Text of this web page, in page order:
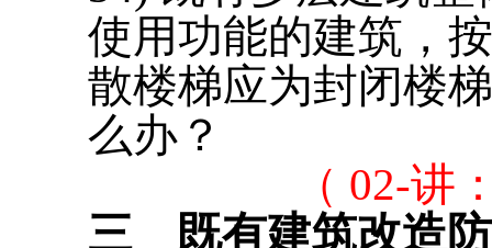
使用功能的建筑，
散楼梯应为封闭楼
么办？
（ 02-讲
三
既有建筑改造